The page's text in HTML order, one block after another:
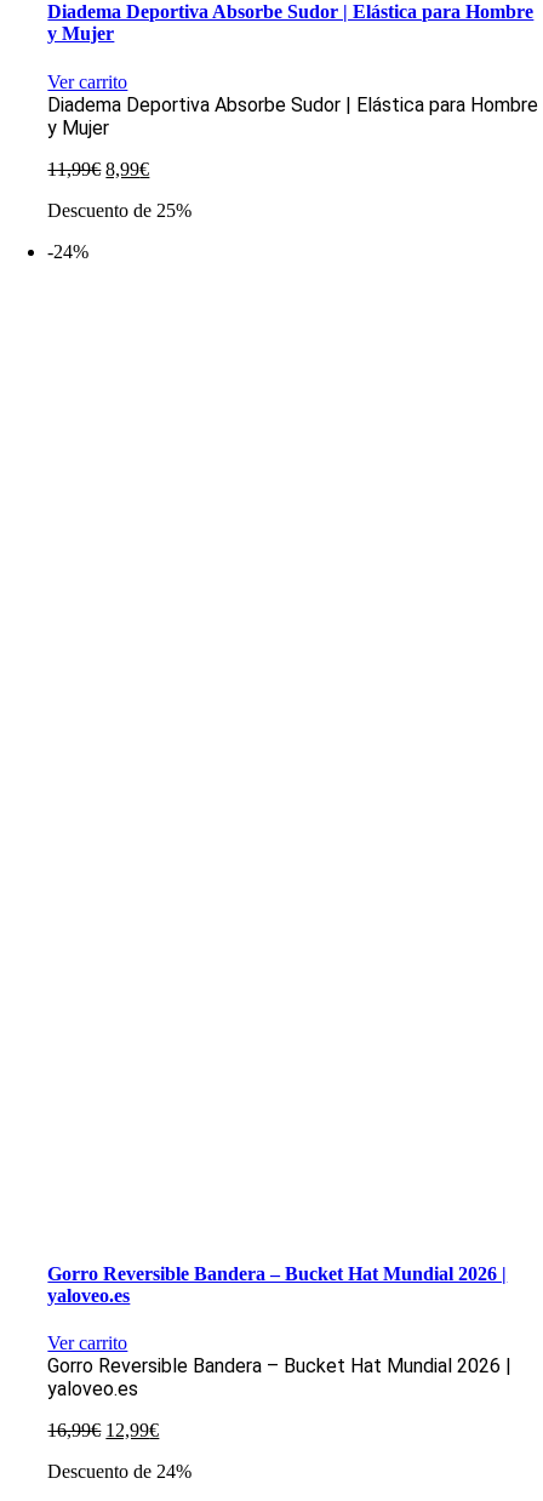
Diadema Deportiva Absorbe Sudor | Elástica para Hombre
y Mujer
Ver carrito
Diadema Deportiva Absorbe Sudor | Elástica para Hombre
y Mujer
11,99€ El
original
8,99€El
actual
Descuento de 25%
-24%
Gorro Reversible Bandera – Bucket Hat Mundial 2026 |
yaloveo.es
Ver carrito
Gorro Reversible Bandera – Bucket Hat Mundial 2026 |
yaloveo.es
16,99€ El
original
12,99€El
actual
Descuento de 24%